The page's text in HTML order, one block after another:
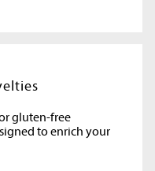
gluten-free
to enrich your